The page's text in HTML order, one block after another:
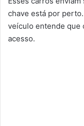
chave está por
veículo entende que
acesso.